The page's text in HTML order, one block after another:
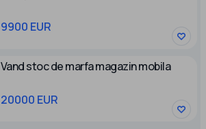
9900 EUR
Vand stoc de marfa magazin mobila
20000 EUR